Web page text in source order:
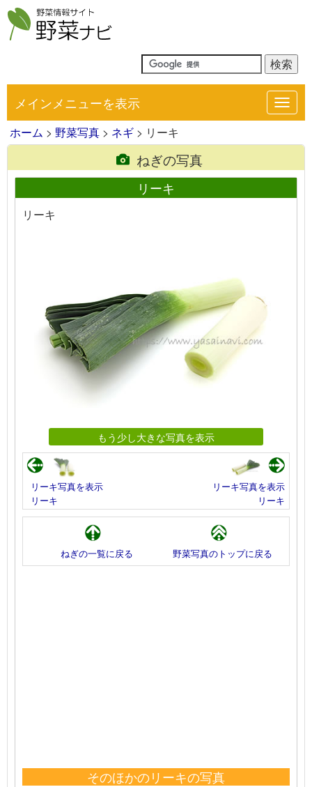
メインメニューを表示
ホーム > 野菜写真 > ネギ > リーキ
ねぎの写真
リーキ
リーキ
もう少し大きな写真を表示
リーキ写真を表示
リーキ
リーキ写真を表示
リーキ
ねぎの一覧に戻る 野菜写真のトップに戻る
そのほかのリーキの写真